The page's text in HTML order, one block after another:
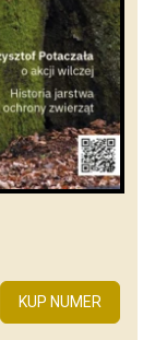
KUP NUMER